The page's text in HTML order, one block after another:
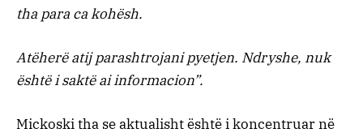
tha para ca kohësh.
Atëherë atij parashtrojani pyetjen. Ndryshe, nuk
është i saktë ai informacion”.
Mickoski tha se aktualisht është i koncentruar në